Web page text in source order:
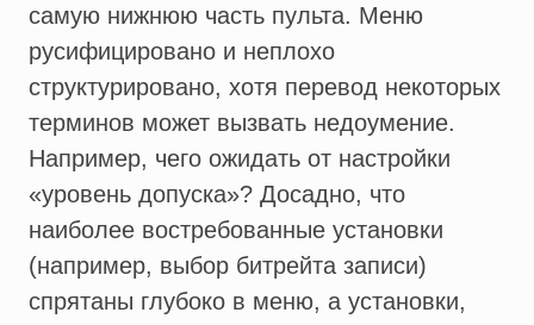
самую нижнюю часть пульта. Меню
русифицировано и неплохо
структурировано, хотя перевод некоторых
терминов может вызвать недоумение.
Например, чего ожидать от настройки
«уровень допуска»? Досадно, что
наиболее востребованные установки
(например, выбор битрейта записи)
спрятаны глубоко в меню, а установки,